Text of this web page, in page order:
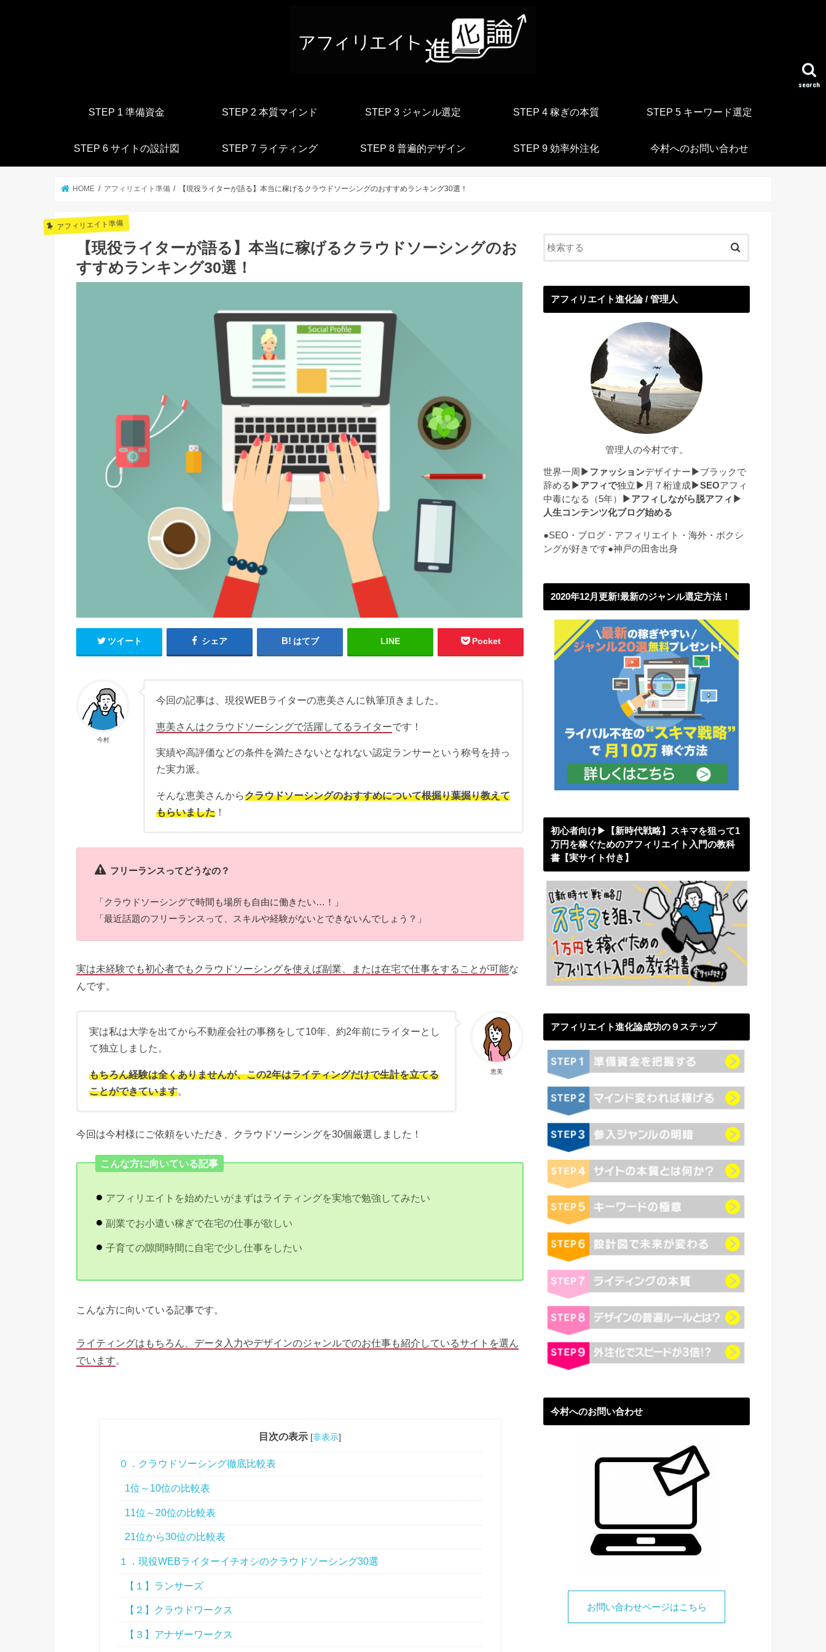
search
STEP 1 準備資金 STEP 2 本質マインド STEP 3 ジャンル選定 STEP 4 稼ぎの本質 STEP 5 キーワード選定
STEP 6 サイトの設計図 STEP 7 ライティング STEP 8 普遍的デザイン STEP 9 効率外注化 今村へのお問い合わせ
HOME アフィリエイト準備 【現役ライターが語る】本当に稼げるクラウドソーシングのおすすめランキング30選！
アフィリエイト準備
【現役ライターが語る】本当に稼げるクラウドソーシングのお
すすめランキング30選！
ツイート シェア はてブ LINE Pocket
今村
今回の記事は、現役WEBライターの恵美さんに執筆頂きました。
恵美さんはクラウドソーシングで活躍してるライターです！
実績や高評価などの条件を満たさないとなれない認定ランサーという称号を持っ
た実力派。
そんな恵美さんからクラウドソーシングのおすすめについて根掘り葉掘り教えて
もらいました ！
フリーランスってどうなの？
「クラウドソーシングで時間も場所も自由に働きたい…！」
「最近話題のフリーランスって、スキルや経験がないとできないんでしょう？」
実は未経験でも初心者でもクラウドソーシングを使えば副業、または在宅で仕事をすることが可能な
んです。
恵美
実は私は大学を出てから不動産会社の事務をして10年、約2年前にライターとし
て独立しました。
もちろん経験は全くありませんが、この2年はライティングだけで生計を立てる
ことができています。
今回は今村様にご依頼をいただき、クラウドソーシングを30個厳選しました！
こんな方に向いている記事
アフィリエイトを始めたいがまずはライティングを実地で勉強してみたい
副業でお小遣い稼ぎで在宅の仕事が欲しい
子育ての隙間時間に自宅で少し仕事をしたい
こんな方に向いている記事です。
ライティングはもちろん、データ入力やデザインのジャンルでのお仕事も紹介しているサイトを選ん
でいます。
目次の表示 [非表示]
０．クラウドソーシング徹底比較表
1位～10位の比較表
11位～20位の比較表
21位から30位の比較表
１．現役WEBライターイチオシのクラウドソーシング30選
【１】ランサーズ
【２】クラウドワークス
【３】アナザーワークス
アフィリエイト進化論 / 管理人
管理人の今村です。
世界一周 ▶︎ファッションデザイナー ▶︎ブラックで
辞める ▶︎アフィで独立 ▶︎ 月７桁達成 ▶︎SEOアフィ
中毒になる（5年）
▶︎アフィしながら脱アフィ ▶︎
人生コンテンツ化ブログ始める
●SEO・ブログ・アフィリエイト・海外・ボクシ
ングが好きです●神戸の田舎出身
2020年12月更新!最新のジャンル選定方法！
初心者向け▶︎【新時代戦略】スキマを狙って1
万円を稼ぐためのアフィリエイト入門の教科
書【実サイト付き】
アフィリエイト進化論成功の９ステップ
今村へのお問い合わせ
お問い合わせページはこちら